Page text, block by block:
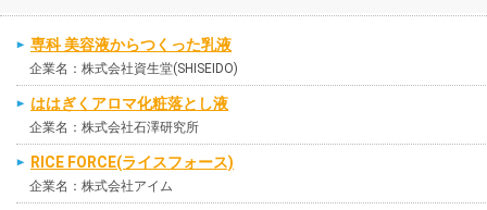
専科 美容液からつくった乳液
企業名：株式会社資生堂(SHISEIDO)
ははぎくアロマ化粧落とし液
企業名：株式会社石澤研究所
RICE FORCE(ライスフォース)
企業名：株式会社アイム